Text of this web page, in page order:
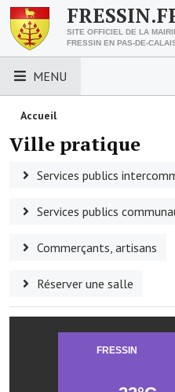
SITE OFFICIEL DE LA
FRESSIN EN PAS-DE-
MENU
LES ESSENTIELS
Découvrez Fressin
Venir à Fressin
Urbanisme
Nous contacter
Horaires de la mairie
Les foulées fressinoises
ACCÈS RAPIDE
Démarches administratives
Accueil
Ville pratique
Services publics
Services publics
Commerçants, artisans
Réserver une salle